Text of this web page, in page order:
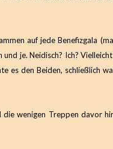
auf jede Benefizgala
je. Neidisch? Ich?
es den Beiden, schließlich
wenigen Treppen davor